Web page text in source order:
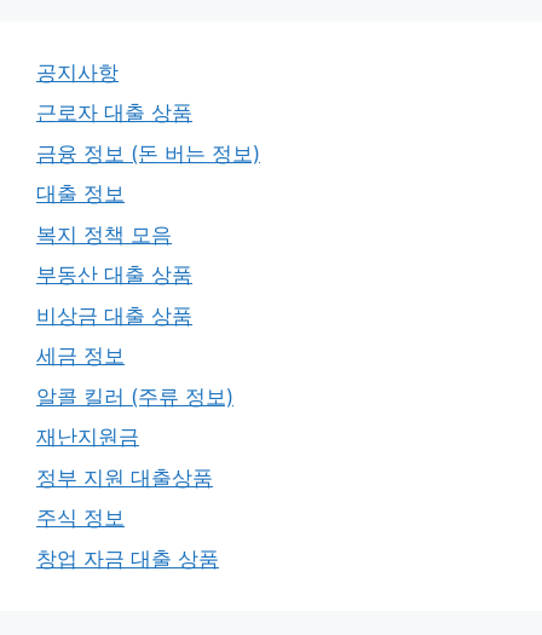
공지사항
근로자 대출 상품
금융 정보 (돈 버는 정보)
대출 정보
복지 정책 모음
부동산 대출 상품
비상금 대출 상품
세금 정보
알콜 킬러 (주류 정보)
재난지원금
정부 지원 대출상품
주식 정보
창업 자금 대출 상품